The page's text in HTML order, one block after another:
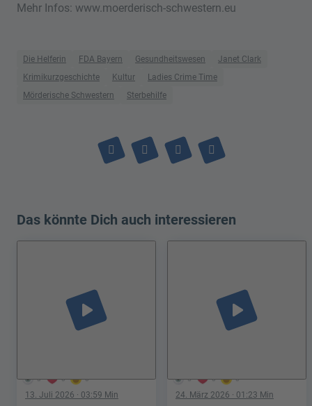
Mehr Infos: www.moerderisch-schwestern.eu
Die Helferin FDA Bayern Gesundheitswesen
Janet Clark
Krimikurzgeschichte
Kultur
Ladies Crime Time
Mörderische Schwestern
Sterbehilfe
Das könnte Dich auch interessieren
3 0 0
play_arrow
13. Juli 2026 · 03:59 Min
5 0 0
play_arrow
24. März 2026 · 01:23 Min